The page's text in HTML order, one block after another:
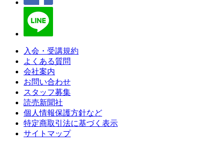
入会・受講規約
よくある質問
会社案内
お問い合わせ
スタッフ募集
読売新聞社
個人情報保護方針など
特定商取引法に基づく表示
サイトマップ